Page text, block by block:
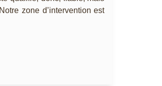
zone d’intervention est